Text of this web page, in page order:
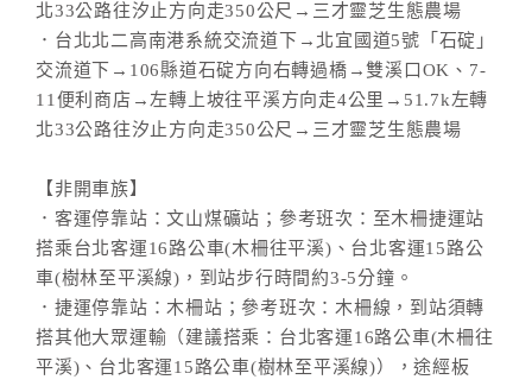
北33公路往汐止方向走350公尺→三才靈芝生態農場
．台北北二高南港系統交流道下→北宜國道5號「石碇」
交流道下→106縣道石碇方向右轉過橋→雙溪口OK、7-
11便利商店→左轉上坡往平溪方向走4公里→51.7k左轉
北33公路往汐止方向走350公尺→三才靈芝生態農場
【非開車族】
．客運停靠站：文山煤礦站；參考班次：至木柵捷運站
搭乘台北客運16路公車(木柵往平溪)、台北客運15路公
車(樹林至平溪線)，到站步行時間約3-5分鐘。
．捷運停靠站：木柵站；參考班次：木柵線，到站須轉
搭其他大眾運輸（建議搭乘：台北客運16路公車(木柵往
平溪)、台北客運15路公車(樹林至平溪線)），途經板